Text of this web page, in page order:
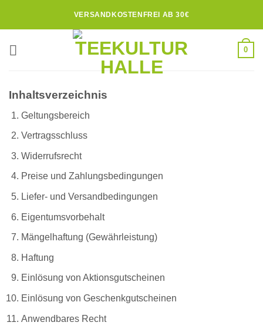
VERSANDKOSTENFREI AB 30€
0
Inhaltsverzeichnis
Geltungsbereich
Vertragsschluss
Widerrufsrecht
Preise und Zahlungsbedingungen
Liefer- und Versandbedingungen
Eigentumsvorbehalt
Mängelhaftung (Gewährleistung)
Haftung
Einlösung von Aktionsgutscheinen
Einlösung von Geschenkgutscheinen
Anwendbares Recht